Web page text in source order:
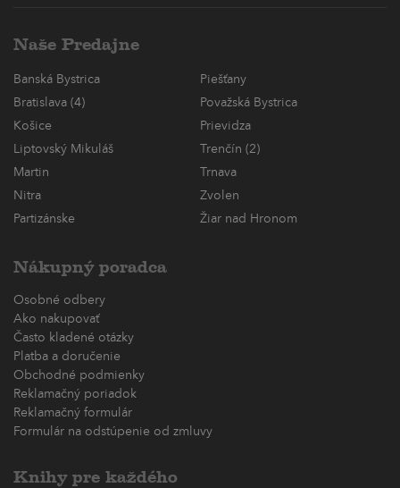
Naše Predajne
Banská Bystrica
Piešťany
Bratislava (4)
Považská Bystrica
Košice
Prievidza
Liptovský Mikuláš
Trenčín (2)
Martin
Trnava
Nitra
Zvolen
Partizánske
Žiar nad Hronom
Nákupný poradca
Osobné odbery
Ako nakupovať
Často kladené otázky
Platba a doručenie
Obchodné podmienky
Reklamačný poriadok
Reklamačný formulár
Formulár na odstúpenie od zmluvy
Knihy pre každého